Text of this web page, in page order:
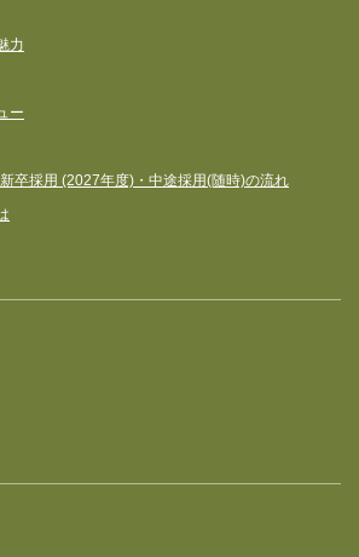
力
ー
新卒採用 (2027年度)・中途採用(随時)の流れ